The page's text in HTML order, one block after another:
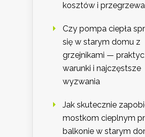
kosztów i
Czy pompa ciepła
się w starym domu z
grzejnikami —
warunki i najczęstsze
wyzwania
Jak skutecznie
mostkom cieplnym
balkonie w starym